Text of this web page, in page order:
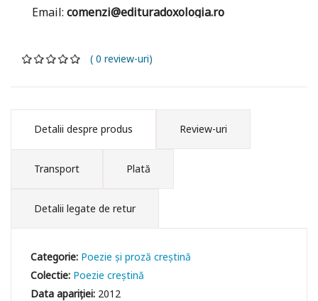
Email: comenzi@edituradoxologia.ro
( 0 review-uri)
Detalii despre produs Review-uri
Transport Plată
Detalii legate de retur
Categorie: Poezie și proză creștină
Colectie: Poezie creștină
Data apariției: 2012